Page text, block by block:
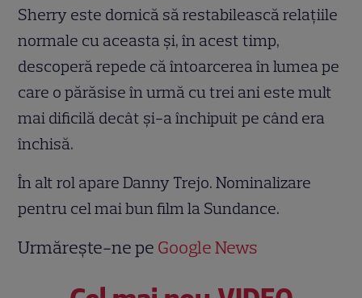
Sherry este dornică să restabilească relaţiile
normale cu aceasta şi, în acest timp,
descoperă repede că întoarcerea în lumea pe
care o părăsise în urmă cu trei ani este mult
mai dificilă decât şi-a închipuit pe când era
închisă.
În alt rol apare Danny Trejo. Nominalizare
pentru cel mai bun film la Sundance.
Urmărește-ne pe Google News